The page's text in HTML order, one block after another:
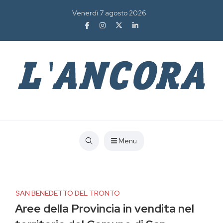
Venerdì 7 agosto 2026
Menu
SAN BENEDETTO DEL TRONTO
Aree della Provincia in vendita nel